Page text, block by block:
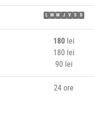
M M J V S D
180lei
180 lei
90 lei
24 ore